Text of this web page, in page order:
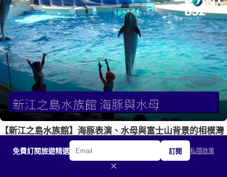
【新江之島水族館】海豚表演、水母與富士山背景的相模灣
24 6 月, 2026
免費訂閱旅遊精選 訂閱 私隱政策
✕